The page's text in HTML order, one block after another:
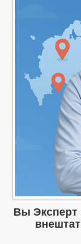
Вы Эксперт